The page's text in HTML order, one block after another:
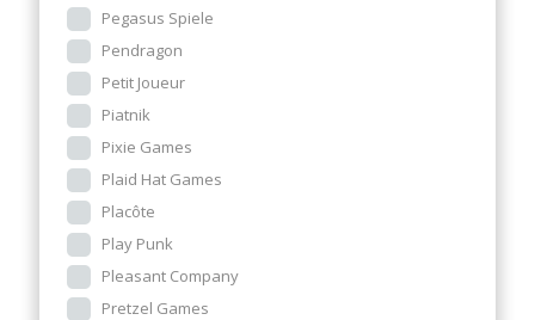
Pegasus Spiele
Pendragon
Petit Joueur
Piatnik
Pixie Games
Plaid Hat Games
Placôte
Play Punk
Pleasant Company
Pretzel Games